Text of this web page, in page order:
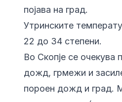
појава на град.
Утринските
22 до 34 степени.
Во Скопје се
дожд, грмежи и
пороен дожд и град.